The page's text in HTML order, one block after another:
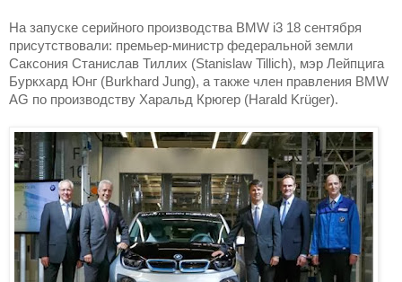
На запуске серийного производства BMW i3 18 сентября
присутствовали: премьер-министр федеральной земли
Саксония Станислав Тиллих (Stanislaw Tillich), мэр Лейпцига
Буркхард Юнг (Burkhard Jung), а также член правления BMW
AG по производству Харальд Крюгер (Harald Krüger).